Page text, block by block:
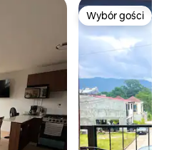
Wybór gości
Wybór gości